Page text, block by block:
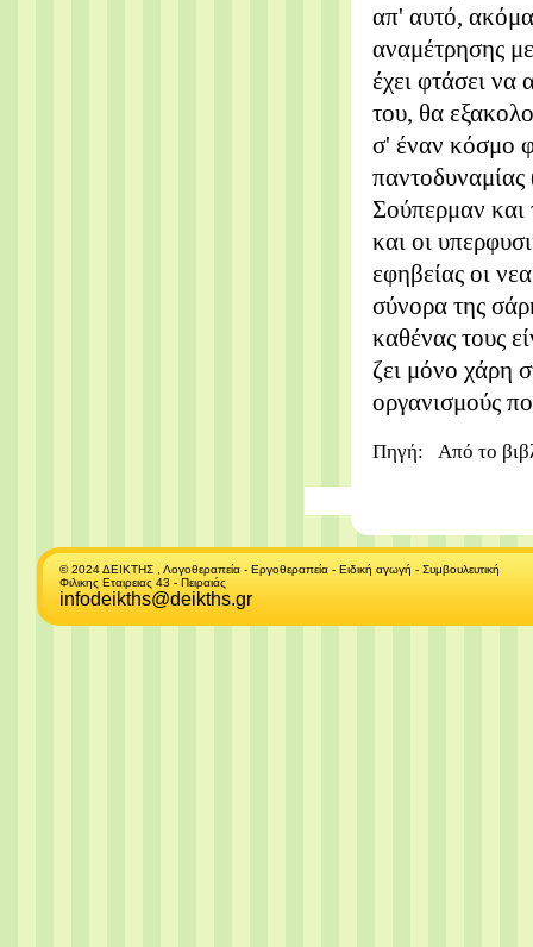
απ' αυτό,
αναμέτρησης
έχει φτάσει να
του, θα
σ' έναν κόσμο
παντοδυναμίας
Σούπερμαν
και οι
εφηβείας οι
σύνορα της
καθένας τους
ζει μόνο χάρη
οργανισμούς
Πηγή: Από το
© 2024 ΔΕΙΚΤΗΣ , Λογοθεραπεία - Εργοθεραπεία - Ειδική αγωγή - Συμβουλευτική
Φιλικης Εταιρειας 43 - Πειραιάς
infodeikths@deikths.gr